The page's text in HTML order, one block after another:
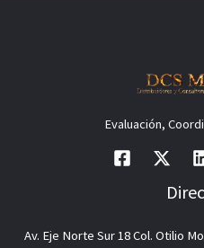
Evaluación,
Av. Eje Norte Sur 18 Col. Otilio